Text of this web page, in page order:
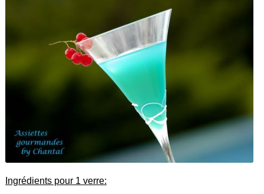
Ingrédients pour 1 verre: